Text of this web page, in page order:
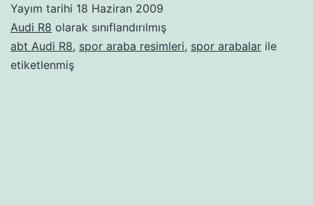
Yayım tarihi 18 Haziran 2009
Audi R8 olarak sınıflandırılmış
abt Audi R8, spor araba resimleri, spor arabalar ile
etiketlenmiş